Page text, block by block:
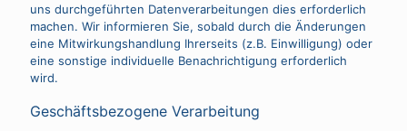
uns durchgeführten Datenverarbeitungen dies erforderlich
machen. Wir informieren Sie, sobald durch die Änderungen
eine Mitwirkungshandlung Ihrerseits (z.B. Einwilligung) oder
eine sonstige individuelle Benachrichtigung erforderlich
wird.
Geschäftsbezogene Verarbeitung